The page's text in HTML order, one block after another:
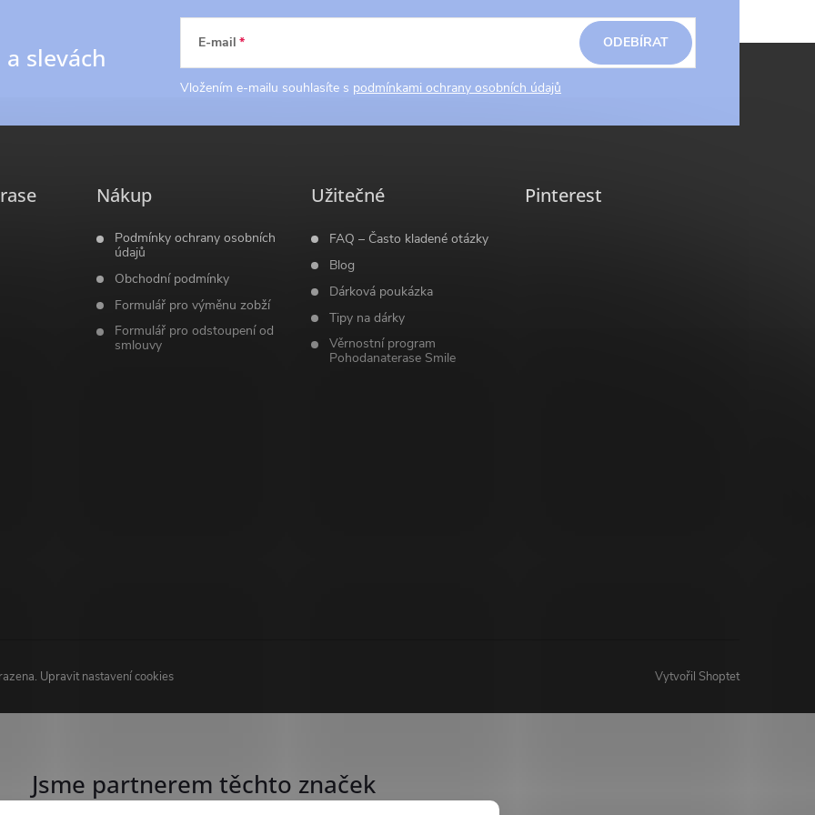
a slevách E-mail
Vložením e-mailu souhlasíte s podmínkami ochrany osobních údajů
ODEBÍRAT
Nákup
Podmínky ochrany osobních
údajů
Obchodní podmínky
Formulář pro výměnu zobží
Formulář pro odstoupení od
smlouvy
Užitečné
FAQ – Často kladené otázky
Blog
Dárková poukázka
Tipy na dárky
Věrnostní program
Pohodanaterase Smile
Pinterest
Vytvořil Shoptet
Upravit nastavení cookies
Jsme partnerem těchto značek